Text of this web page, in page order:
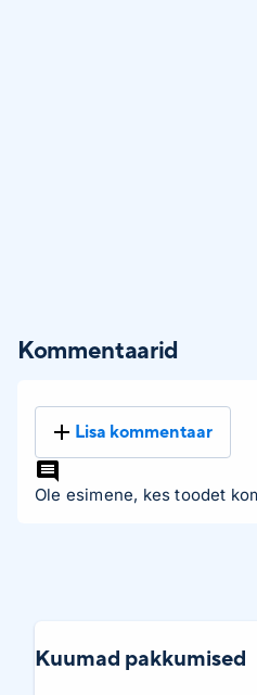
Kommentaarid
Lisa kommentaar
Ole esimene, kes toodet
Kuumad pakkumised